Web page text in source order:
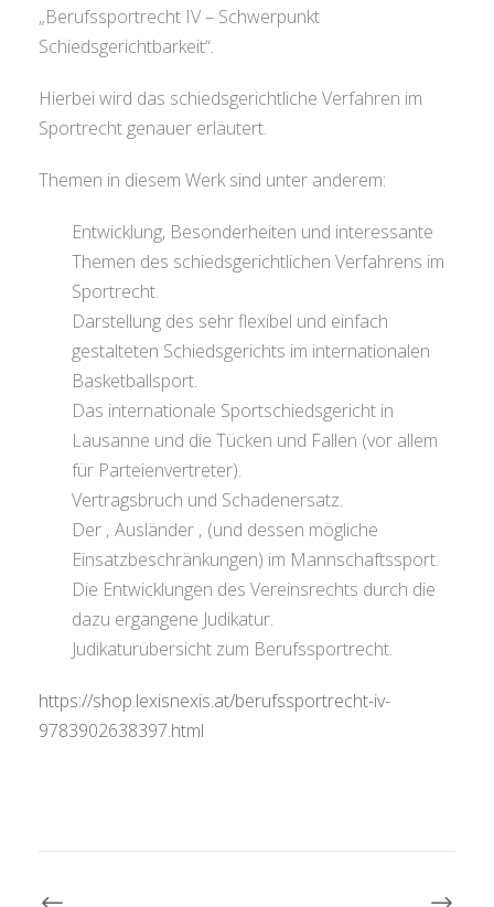
„Berufssportrecht IV – Schwerpunkt
Schiedsgerichtbarkeit“.
Hierbei wird das schiedsgerichtliche Verfahren im
Sportrecht genauer erläutert.
Themen in diesem Werk sind unter anderem:
Entwicklung, Besonderheiten und interessante
Themen des schiedsgerichtlichen Verfahrens im
Sportrecht.
Darstellung des sehr flexibel und einfach
gestalteten Schiedsgerichts im internationalen
Basketballsport.
Das internationale Sportschiedsgericht in
Lausanne und die Tücken und Fallen (vor allem
für Parteienvertreter).
Vertragsbruch und Schadenersatz.
Der ‚ Ausländer ‚ (und dessen mögliche
Einsatzbeschränkungen) im Mannschaftssport.
Die Entwicklungen des Vereinsrechts durch die
dazu ergangene Judikatur.
Judikaturübersicht zum Berufssportrecht.
https://shop.lexisnexis.at/berufssportrecht-iv-
9783902638397.html